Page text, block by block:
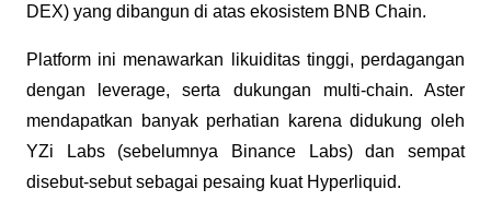
DEX) yang dibangun di atas ekosistem BNB Chain.
Platform ini menawarkan likuiditas tinggi, perdagangan
dengan leverage, serta dukungan multi-chain. Aster
mendapatkan banyak perhatian karena didukung oleh
YZi Labs (sebelumnya Binance Labs) dan sempat
disebut-sebut sebagai pesaing kuat Hyperliquid.